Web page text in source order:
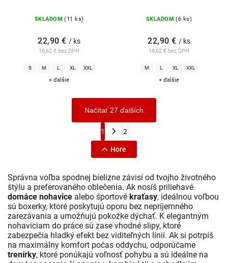
SKLADOM (11 ks)
18,62 € bez DPH
22,90 € / ks
S M L XL XXL
+ ďalšie
SKLADOM (6 ks)
18,62 € bez DPH
22,90 € / ks
M L XL XXL
+ ďalšie
Načítať 27 ďalších
1 2
Hore
Správna voľba spodnej bielizne závisí od tvojho životného
štýlu a preferovaného oblečenia. Ak nosíš priliehavé
domáce nohavice alebo športové kraťasy, ideálnou voľbou
sú boxerky, ktoré poskytujú oporu bez nepríjemného
zarezávania a umožňujú pokožke dýchať. K elegantným
nohaviciam do práce sú zase vhodné slipy, ktoré
zabezpečia hladký efekt bez viditeľných línií. Ak si potrpíš
na maximálny komfort počas oddychu, odporúčame
trenírky, ktoré ponúkajú voľnosť pohybu a sú ideálne na